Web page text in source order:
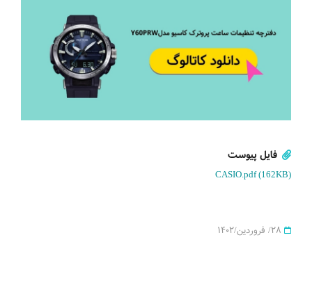
فایل پیوست
CASIO.pdf (162KB)